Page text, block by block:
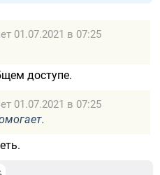
01.07.2021 в 07:25
доступе.
01.07.2021 в 07:25